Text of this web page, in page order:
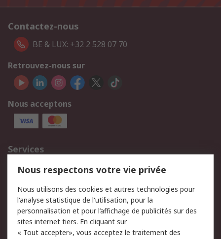
Contactez-nous
BE & LUX: +32 2 528 07 70
Retrouvez-nous sur
Nous acceptons
Services
750.000 produits
2.500 marques
Retours
Support technique
Track & trace
Legal
Nous respectons votre vie privée
Nous utilisons des cookies et autres technologies pour
l'analyse statistique de l'utilisation, pour la
personnalisation et pour l’affichage de publicités sur des
sites internet tiers. En cliquant sur
« Tout accepter», vous acceptez le traitement des